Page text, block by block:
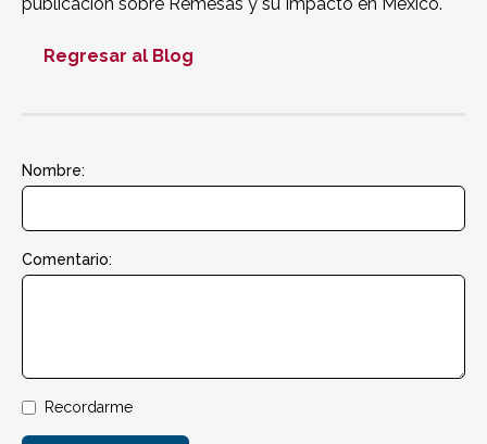
publicación sobre Remesas y su Impacto en México.
Regresar al Blog
Nombre:
Comentario:
Recordarme